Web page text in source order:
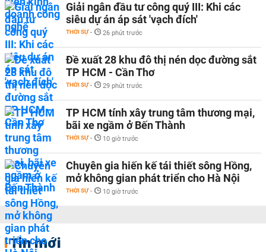
Giải ngân đầu tư công quý III: Khi các
siêu dự án áp sát 'vạch đích'
THỜI SỰ - 26 phút trước
Đề xuất 28 khu đô thị nén dọc đường sắt
TP HCM - Cần Thơ
THỜI SỰ - 29 phút trước
TP HCM tính xây trung tâm thương mại,
bãi xe ngầm ở Bến Thành
THỜI SỰ - 10 giờ trước
Chuyên gia hiến kế tái thiết sông Hồng,
mở không gian phát triển cho Hà Nội
THỜI SỰ - 10 giờ trước
Tin mới